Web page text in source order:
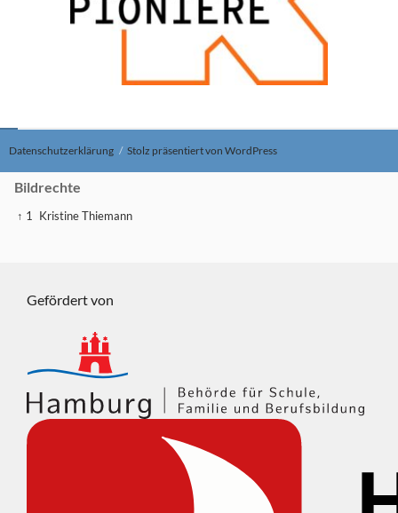
Datenschutzerklärung Stolz präsentiert von WordPress
Bildrechte
↑ 1 Kristine Thiemann
Gefördert von